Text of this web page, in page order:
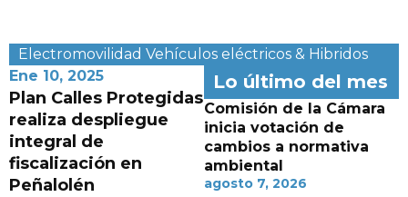
Electromovilidad Vehículos eléctricos & Hibridos
Ene 10, 2025
Plan Calles Protegidas
realiza despliegue
integral de
fiscalización en
Peñalolén
Lo último del mes
Comisión de la Cámara
inicia votación de
cambios a normativa
ambiental
agosto 7, 2026